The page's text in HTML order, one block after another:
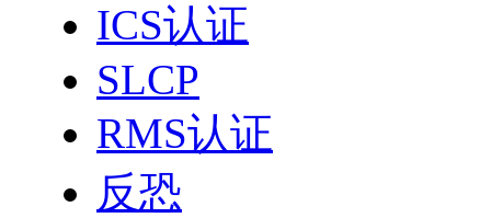
ICS认证
SLCP
RMS认证
反恐